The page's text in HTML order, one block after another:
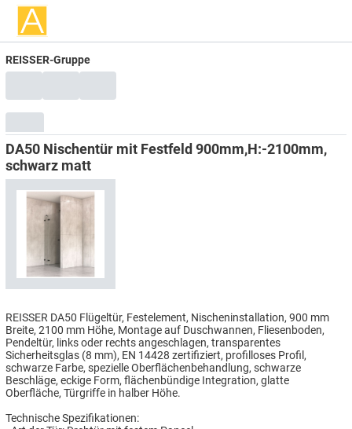
REISSER-Gruppe
DA50 Nischentür mit Festfeld 900mm,H:-2100mm,
schwarz matt
REISSER DA50 Flügeltür, Festelement, Nischeninstallation, 900 mm
Breite, 2100 mm Höhe, Montage auf Duschwannen, Fliesenboden,
Pendeltür, links oder rechts angeschlagen, transparentes
Sicherheitsglas (8 mm), EN 14428 zertifiziert, profilloses Profil,
schwarze Farbe, spezielle Oberflächenbehandlung, schwarze
Beschläge, eckige Form, flächenbündige Integration, glatte
Oberfläche, Türgriffe in halber Höhe.
Technische Spezifikationen: